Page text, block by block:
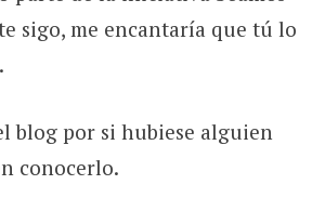
sigo, me encantaría que tú lo
blog por si hubiese alguien
conocerlo.